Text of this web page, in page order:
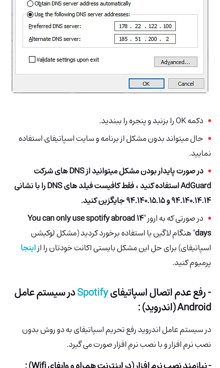
دکمه OK را بزنید و پنجره را ببندید.
حال میتواند بدون مشکل از برنامه و سایت اسپاتیفای استفاده
نمایید.
در صورت پایدار بودن مشکل میتوانید از DNS های شرکت
AdGuard استفاده کنید ، فقط کافیست فیلد های DNS را با نشانی
94.140.14.14 و 94.140.15.15 جایگزین کنید.
در صورتی که به ارور "You can only use spotify abroad 14
days" هنگام لاگین یا استفاده برخورد کردید (مشکل لوکیشن
اسپاتیفای) برای حل این مشکل بایستی اکانت خودتان را ازاینجا
پرمیوم کنید.
- رفع عدم اتصال اسپاتیفایSpotifyدر سیستم عامل
Android (اندروید) :
در سیستم عامل اندروید رفع تحریم اسپاتیفای به دو روش بدون
نصب نرم افزار و با نصب نرم افزار صورت می گیرد.